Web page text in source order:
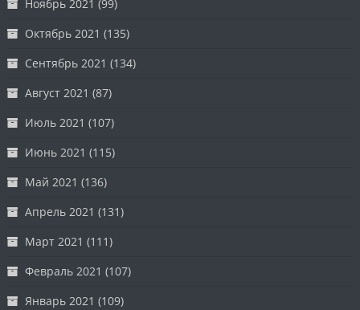
Ноябрь 2021 (99)
Октябрь 2021 (135)
Сентябрь 2021 (134)
Август 2021 (87)
Июль 2021 (107)
Июнь 2021 (115)
Май 2021 (136)
Апрель 2021 (131)
Март 2021 (111)
Февраль 2021 (107)
Январь 2021 (109)